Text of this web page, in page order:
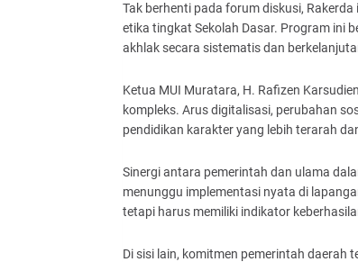
Tak berhenti pada forum diskusi,
etika tingkat Sekolah Dasar. Program ini
akhlak secara sistematis dan
Ketua MUI Muratara, H. Rafizen
kompleks. Arus digitalisasi, perubahan
pendidikan karakter yang lebih terarah
Sinergi antara pemerintah dan ulama
menunggu implementasi nyata di
tetapi harus memiliki indikator
Di sisi lain, komitmen pemerintah daerah